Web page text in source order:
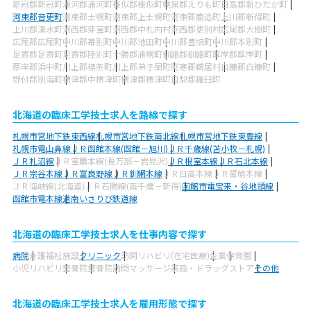
新冠郡新冠町浦河郡浦河町様似郡様似町幌泉郡えりも町日高郡新ひだか町
河東郡音更町河東郡士幌町河東郡上士幌町河東郡鹿追町 上川郡新得町
上川郡清水町河西郡芽室町河西郡中札内村河西郡更別村広尾郡大樹町
広尾郡広尾町中川郡幕別町中川郡池田町中川郡豊頃町中川郡本別町
足寄郡足寄町足寄郡陸別町十勝郡浦幌町釧路郡釧路町厚岸郡厚岸町
厚岸郡浜中町川上郡標茶町川上郡弟子屈町阿寒郡鶴居村白糠郡白糠町
野付郡別海町標津郡中標津町標津郡標津町目梨郡羅臼町
北海道の臨床工学技士求人を路線で探す
札幌市営地下鉄東西線札幌市営地下鉄南北線札幌市営地下鉄東豊線
札幌市電山鼻線ＪＲ函館本線(函館－旭川)ＪＲ千歳線(苫小牧－札幌)
ＪＲ札沼線 ＪＲ室蘭本線(長万部－岩見沢)ＪＲ根室本線ＪＲ石北本線
ＪＲ宗谷本線ＪＲ富良野線ＪＲ釧網本線 ＪＲ日高本線 ＪＲ留萌本線
ＪＲ海峡線(北海道) ＪＲ石勝線(南千歳－新得)函館市電宝来・谷地頭線
函館市電本線道南いさりび鉄道線
北海道の臨床工学技士求人を仕事内容で探す
病院介護福祉施設クリニック訪問リハビリ(在宅医療)企業保育園
小児リハビリ整骨院接骨院訪問マッサージ薬局・ドラッグストアその他
北海道の臨床工学技士求人を雇用形態で探す